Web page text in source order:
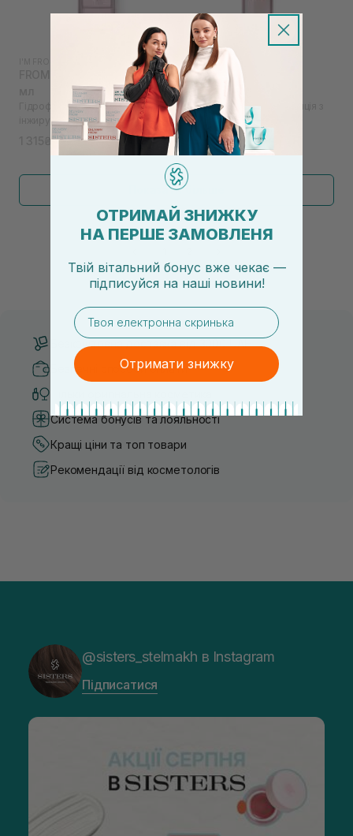
FROM Fig Cleansing Oil 200
Гідрофільна олія з екстрактом
інжиру I`M
I'M FROM| I'M FROM FIG
I'M FROM Fig Boosting
Essence 30 мл
Зволожуючий тонер-есенція з
екстрактом інжиру
475₴
Показати більше
Безкоштовна доставка від 3000 UAH
Безпечні способи оплати
Система бонусів та лояльності
Кращі ціни та топ товари
Рекомендації від косметологів
@sisters_stelmakh в Instagram
Підписатися
ОТРИМАЙ ЗНИЖКУ
НА ПЕРШЕ ЗАМОВЛЕНЯ
Твій вітальний бонус вже чекає —
підписуйся на наші новини!
email
Отримати знижку